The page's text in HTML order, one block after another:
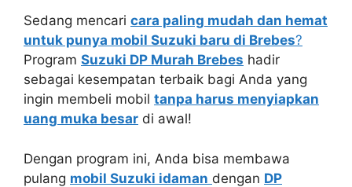
Sedang mencari cara paling mudah dan hemat
untuk punya mobil Suzuki baru di Brebes?
Program Suzuki DP Murah Brebes hadir
sebagai kesempatan terbaik bagi Anda yang
ingin membeli mobil tanpa harus menyiapkan
uang muka besar di awal!
Dengan program ini, Anda bisa membawa
pulang mobil Suzuki idaman dengan DP